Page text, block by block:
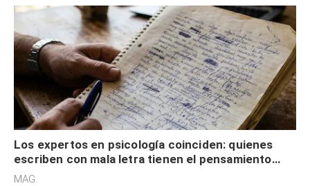
Los expertos en psicología coinciden: quienes
escriben con mala letra tienen el pensamiento
acelerado y no lo hacen por desinterés
MAG.